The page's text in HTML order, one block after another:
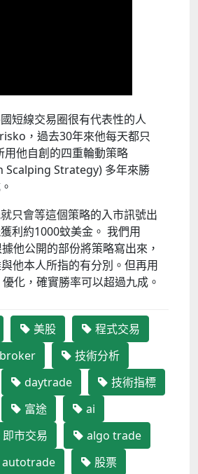
短線交易圈很有代表性的人
，過去30年來他每天都只
他自創的四重輪動策略
Scalping Strategy) 多年來勝
只會等這個策略的入市訊號出
利約1000蚊美金。 我們用
他公開的部份將策略寫出來，
他本人所指的有分別。但再用
化，確實勝率可以超過九成。
美股
程式交易
技術分析
daytrade
技術指標
富途
ai
即市交易
algo trade
autotrade
股票